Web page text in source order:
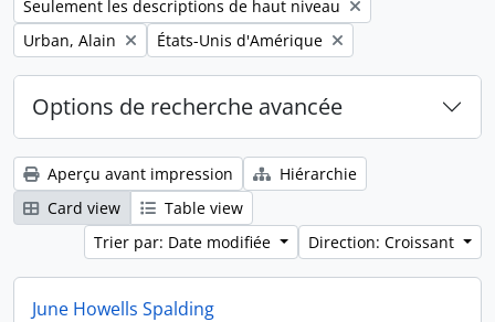
Remove filter:
Seulement les descriptions de haut niveau
Remove filter:
Urban, Alain Remove filter:
États-Unis d'Amérique
Options de recherche avancée
Aperçu avant impression
Hiérarchie
Card view
Table view
Trier par: Date modifiée
Direction: Croissant
June Howells Spalding